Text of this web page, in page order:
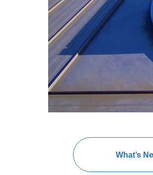
What’s